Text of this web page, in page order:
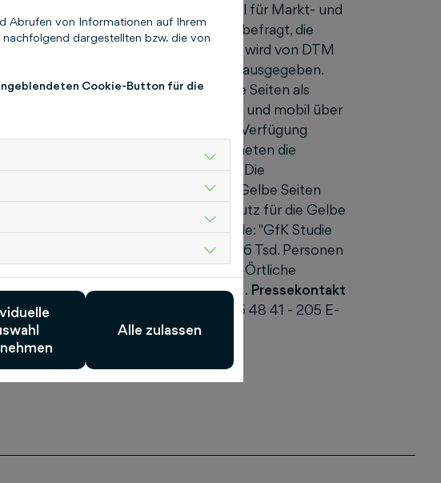
über das größte und aktivste Panel für Markt- und
diese Umfrage wurden 500 KMU befragt, die
Über Gelbe Seiten
Gelbe Seiten wird von DTM
Seiten Verlagen gemeinschaftlich herausgegeben.
die vielfältigen Inhalte von Gelbe Seiten als
den Nutzern als Buch, online und mobil über
für Smartphones und Tablets zur Verfügung
werden. Im Jahr 2019 verzeichneten die
ca. 637 Mio. Nutzungen*. Die
eine geschützte und auf die Gelbe Seiten
Ebenfalls besteht u. a. Markenschutz für die Gelbe
Verwendung der Farbe Gelb. *Quelle: "GfK Studie
repräsentative Befragung von 16 Tsd. Personen
Gelbe Seiten Marketing GmbH, Das Örtliche
Servicegesellschaft mbH. Pressekontakt
mbH Nina Mülhens Telefon: (069) 26 48 41 - 205 E-
Web: www.gelbeseiten.de
Abrufen von Informationen auf Ihrem
dargestellten bzw. die von
Cookie-Button für die
Alle zulassen